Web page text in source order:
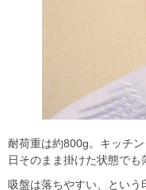
耐荷重は約800g。キッチ
日そのまま掛けた状態でも
吸盤は落ちやすい、という